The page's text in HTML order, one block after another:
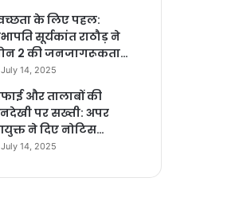
के लिए पहल:
सूर्यकांत राठौड़ ने
2 की जनजागरूकता…
July 14, 2025
और तालाबों की
पर सख्ती: अपर
ने दिए नोटिस…
July 14, 2025